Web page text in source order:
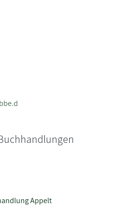
Appelt